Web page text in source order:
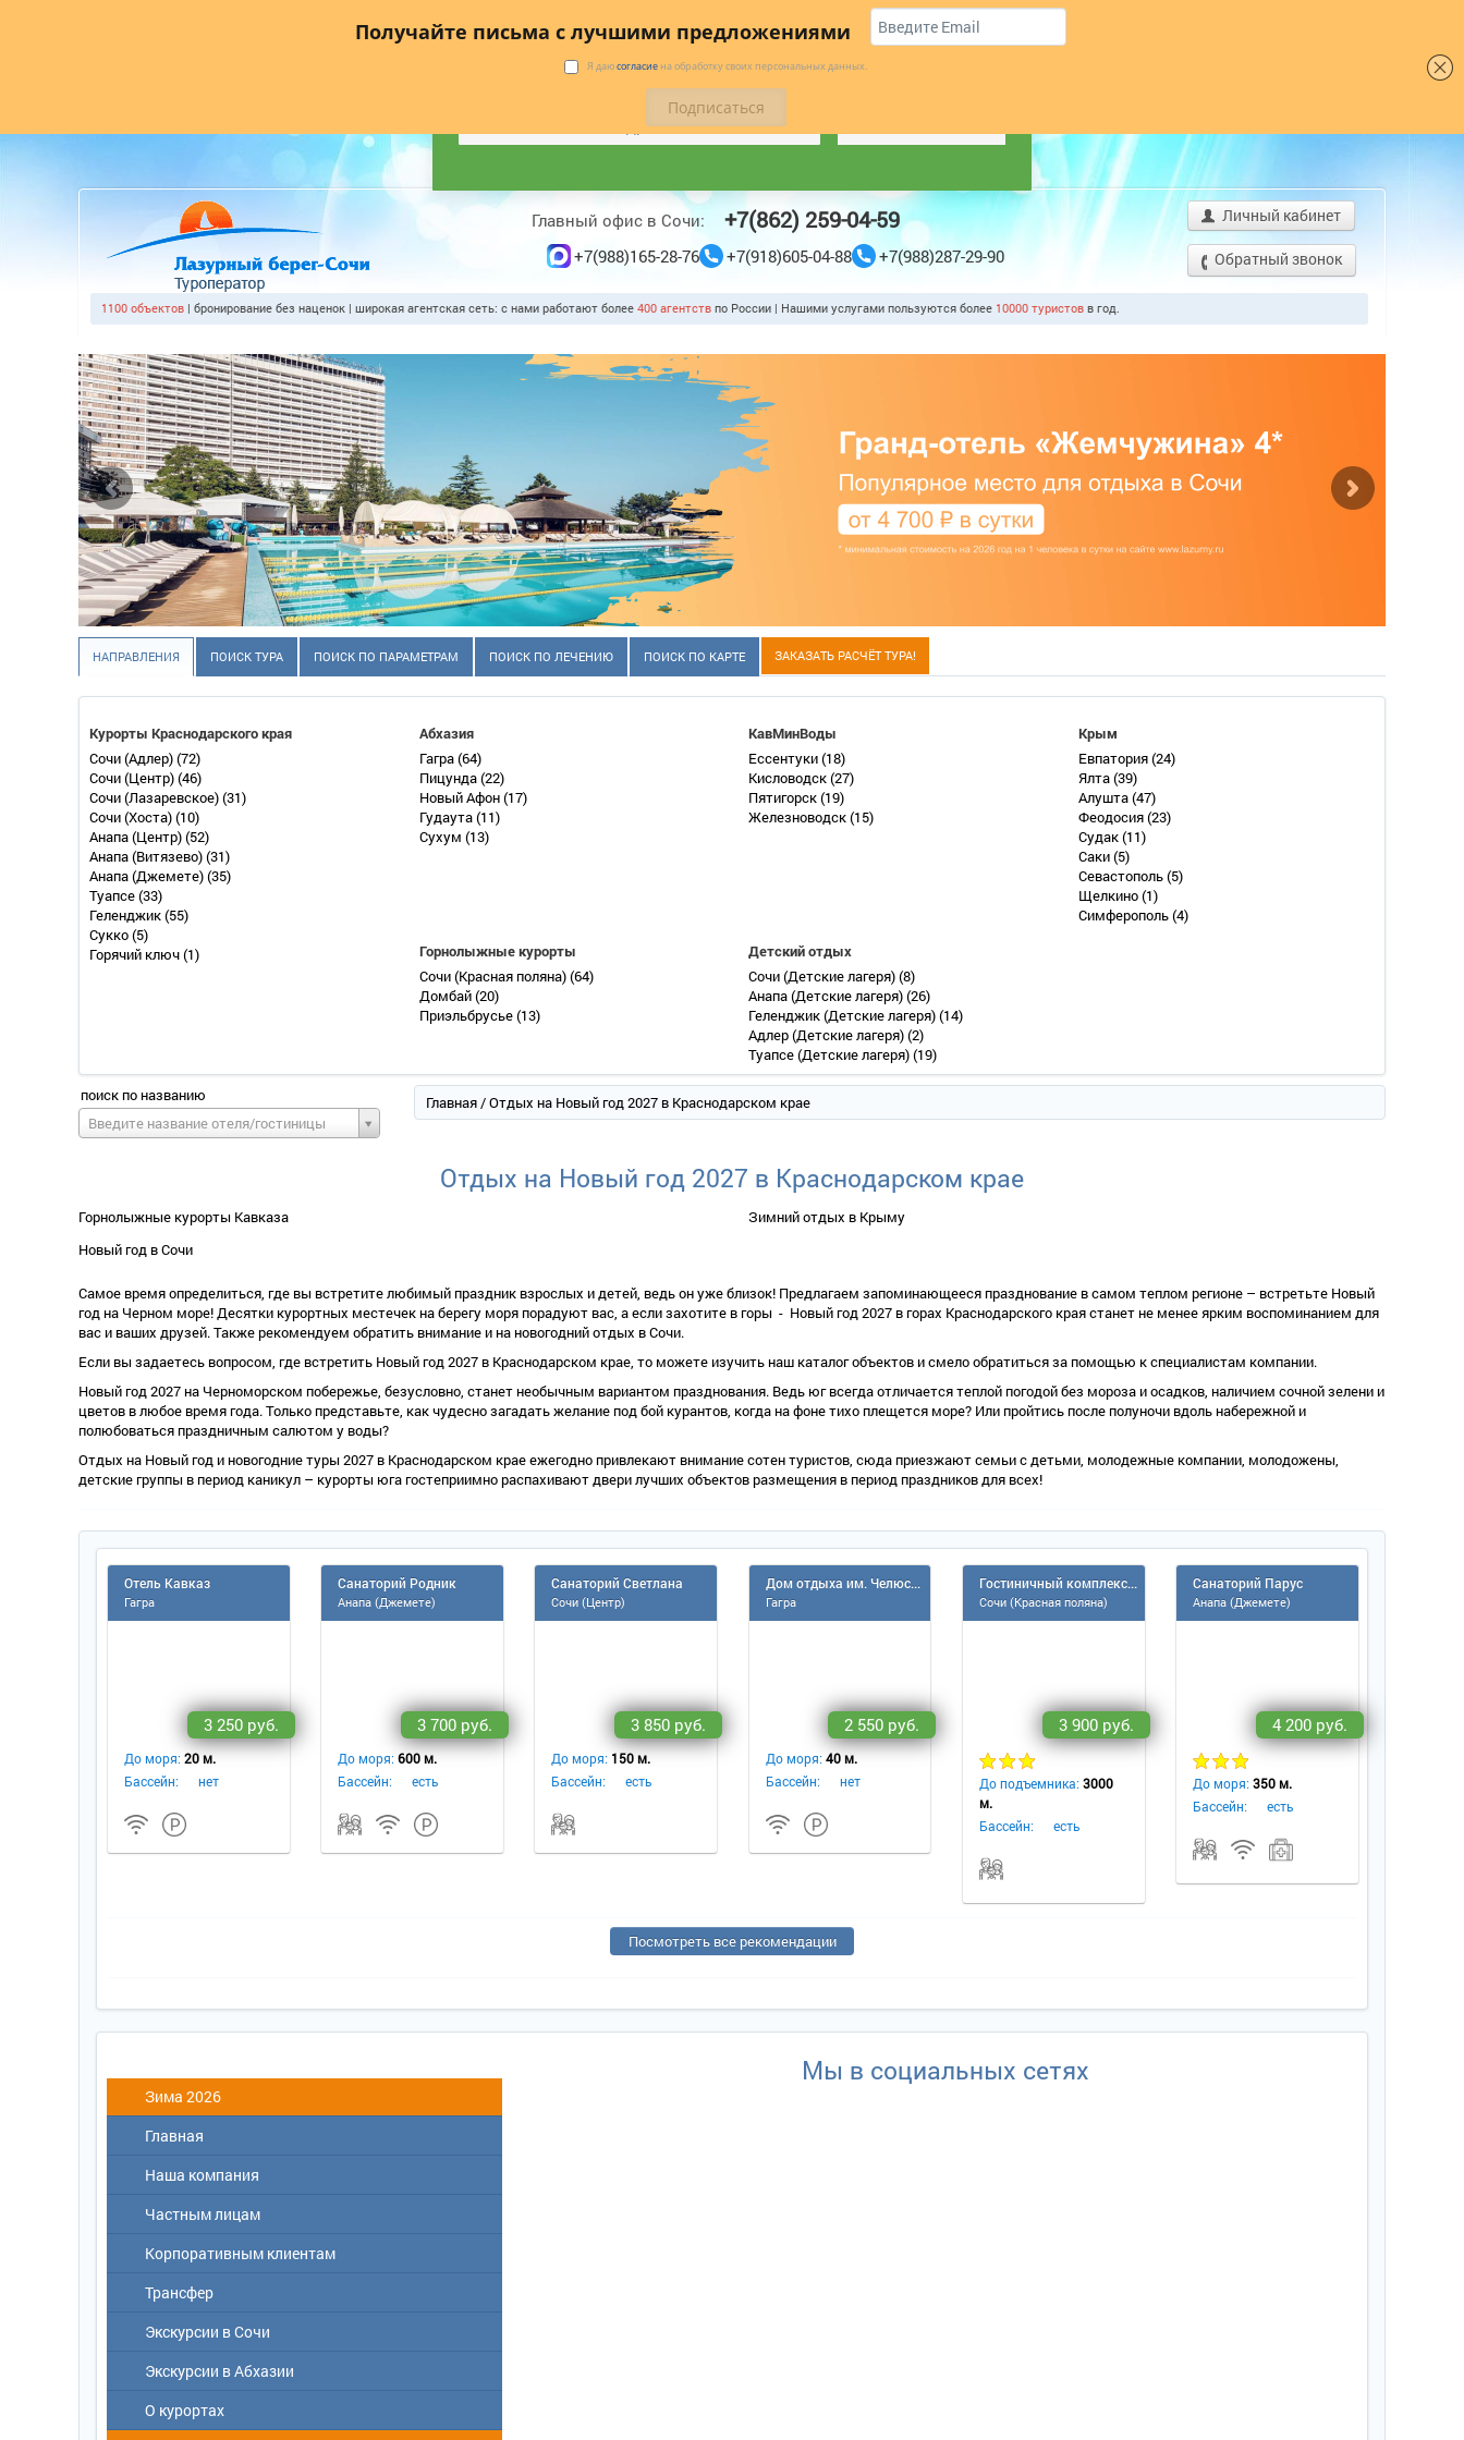
Получайте письма с лучшими предложениями
Я даюсогласие на обработку своих персональных данных.
Агентствам
Главный офис в Сочи: +7(862) 259-04-59
+7(988)165-28-76 +7(918)605-04-88 +7(988)287-29-90
Личный кабинет
Обратный звонок
1100 объекто | бронирование без наценок | широкая агентская сеть: с нами работают более 400 агентст по России | Нашими услугами пользуются более 10000 туристо од.
НАПРАВЛЕНИЯ ПОИСК ТУРА ПОИСК ПО ПАРАМЕТРАМ ПОИСК ПО ЛЕЧЕНИЮ ПОИСК ПО КАРТЕ ЗАКАЗАТЬ РАСЧЁТ ТУРА!
Курорты Краснодарского края
Сочи (Адлер)(72)
Сочи (Центр)(46)
Сочи (Лазаревское)(31)
Сочи (Хоста)(10)
Анапа (Центр)(52)
Анапа (Витязево)(31)
Анапа (Джемете)(35)
Туапсе(33)
Геленджик(55)
Сукко(5)
Горячий ключ(1)
Абхазия
Гагра(64)
Пицунда(22)
Новый Афон(17)
Гудаута(11)
Сухум (13)
КавМинВоды
Ессентуки(18)
Кисловодск(27)
Пятигорск(19)
Железноводск(15)
Крым
Евпатория(24)
Ялта(39)
Алушта(47)
Феодосия(23)
Судак(11)
Саки(5)
Севастополь(5)
Щелкино(1)
Симферополь(4)
Горнолыжные курорты
Сочи (Красная поляна)(64)
Домбай(20)
Приэльбрусье(13)
Детский отдых
Сочи (Детские лагеря)(8)
Анапа (Детские лагеря)(26)
Геленджик (Детские лагеря)(14)
Адлер (Детские лагеря)(2)
Туапсе (Детские лагеря)(19)
поиск по названию
Введите название отеля/гостиницы
Главная/ Отдых на Новый год 2027 в Краснодарском крае
Отдых на Новый год 2027 в Краснодарском крае
Горнолыжные курорты Кавказа
Зимний отдых в Крыму
Новый год в Сочи
Самое время определиться, где вы встретите любимый праздник взрослых и детей, ведь он уже близок! Предлагаем запоминающееся празднование в самом теплом регионе – встретьте Новый
од на Черном море! Десятки курортных местечек на берегу моря порадуют вас, а если захотите в горы - Новый год 2027 в горах Краснодарского края станет не менее ярким воспоминанием для
ас и ваших друзей. Также рекомендуем обратить внимание и нановогодний отдых в Сочи.
Если вы задаетесь вопросом, где встретить Новый год 2027 в Краснодарском крае, то можете изучить наш каталог объектов и смело обратиться за помощью к специалистам компании.
Новый год 2027 на Черноморском побережье, безусловно, станет необычным вариантом празднования. Ведь юг всегда отличается теплой погодой без мороза и осадков, наличием сочной зелени и
цветов в любое время года. Только представьте, как чудесно загадать желание под бой курантов, когда на фоне тихо плещется море? Или пройтись после полуночи вдоль набережной и
полюбоваться праздничным салютом у воды?
Отдых на Новый год и новогодние туры 2027 в Краснодарском крае ежегодно привлекают внимание сотен туристов, сюда приезжают семьи с детьми, молодежные компании, молодожены,
детские группы в период каникул – курорты юга гостеприимно распахивают двери лучших объектов размещения в период праздников для всех!
Отель Кавказ
Гагра
3 250 руб.
До моря:20 м.
Бассейн:
нет
Санаторий Родник
Анапа (Джемете)
3 700 руб.
До моря:600 м.
Бассейн:
есть
Санаторий Светлана
Сочи (Центр)
3 850 руб.
До моря: 150 м.
Бассейн:
есть
Дом отдыха им. Челюскинце
Гагра
2 550 руб.
До моря: 40 м.
Бассейн:
нет
Гостиничный комплекс Беларусь
Сочи (Красная поляна)
3 900 руб.
До подъемника: 3000
м.
Бассейн:
есть
Санаторий Парус
Анапа (Джемете)
4 200 руб.
До моря:350 м.
Бассейн:
есть
Посмотреть все рекомендации
Зима 2026
Главная
Наша компания
О туроператоре
Контакты
Частным лицам
Договор с туристом
Как купить путевки в санатории Сочи
Аренда Яхт в Сочи
Способы оплаты
Курортный сбор
Корпоративным клиентам
Трансфер
Экскурсии в Сочи
Экскурсии в Сочи
Индивидуальные экскурсии в Сочи
Экскурсии в Абхазии
Индивидуальные экскурсии в Абхазии
О курортах
Мы в социальных сетях
БУДЬТЕ В КУРСЕ ЛУЧШИХ ПРЕДЛОЖЕНИЙ С НАШЕЙ
РАССЫЛКОЙ